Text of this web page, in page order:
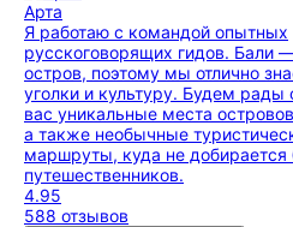
Арта
Я работаю с командой опытных
русскоговорящих гидов. Бали
остров, поэтому мы отлично
уголки и культуру. Будем рады
вас уникальные места
а также необычные
маршруты, куда не добирается
путешественников.
4.95
588 отзывов